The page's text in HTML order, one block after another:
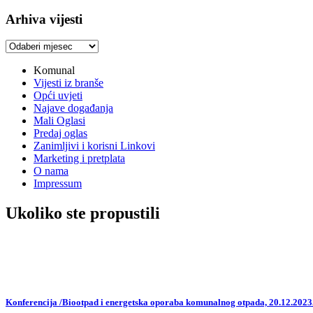
Arhiva vijesti
Arhiva
Komunal
Vijesti iz branše
Opći uvjeti
Najave događanja
Mali Oglasi
Predaj oglas
Zanimljivi i korisni Linkovi
Marketing i pretplata
O nama
Impressum
Ukoliko ste propustili
Konferencija /Biootpad i energetska oporaba komunalnog otpada,